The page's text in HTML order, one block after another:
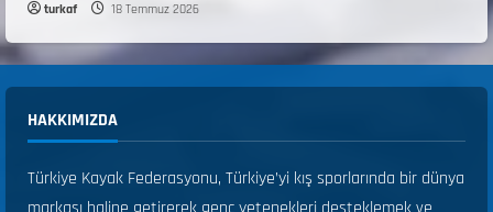
turkaf 18 Temmuz 2026
HAKKIMIZDA
Türkiye Kayak Federasyonu, Türkiye’yi kış sporlarında bir dünya